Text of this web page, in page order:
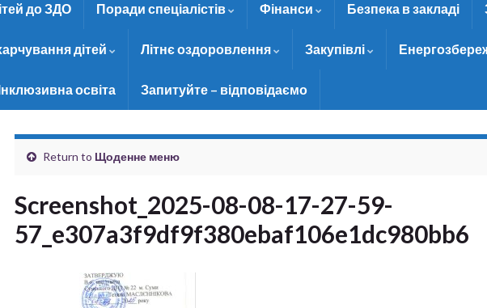
до ЗДО Поради спеціалістів Фінанси Безпека в закладі
дітей Літнє оздоровлення Закупівлі
освіта Запитуйте – відповідаємо
Return to Щоденне меню
Screenshot_2025-08-08-17-27-59-
57_e307a3f9df9f380ebaf106e1dc980bb6